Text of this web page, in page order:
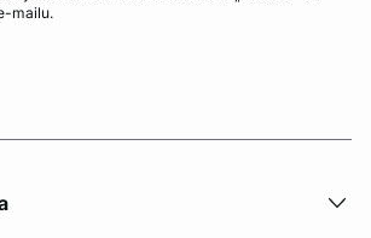
mailu.